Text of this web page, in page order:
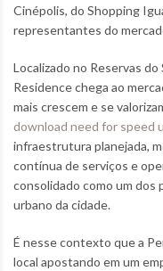
Cinépolis, do Shopping
representantes do
Localizado no Reservas
Residence chega ao
mais crescem e se
download need for speed
infraestrutura planejada,
contínua de serviços e
consolidado como um
urbano da cidade.
É nesse contexto que a
local apostando em um